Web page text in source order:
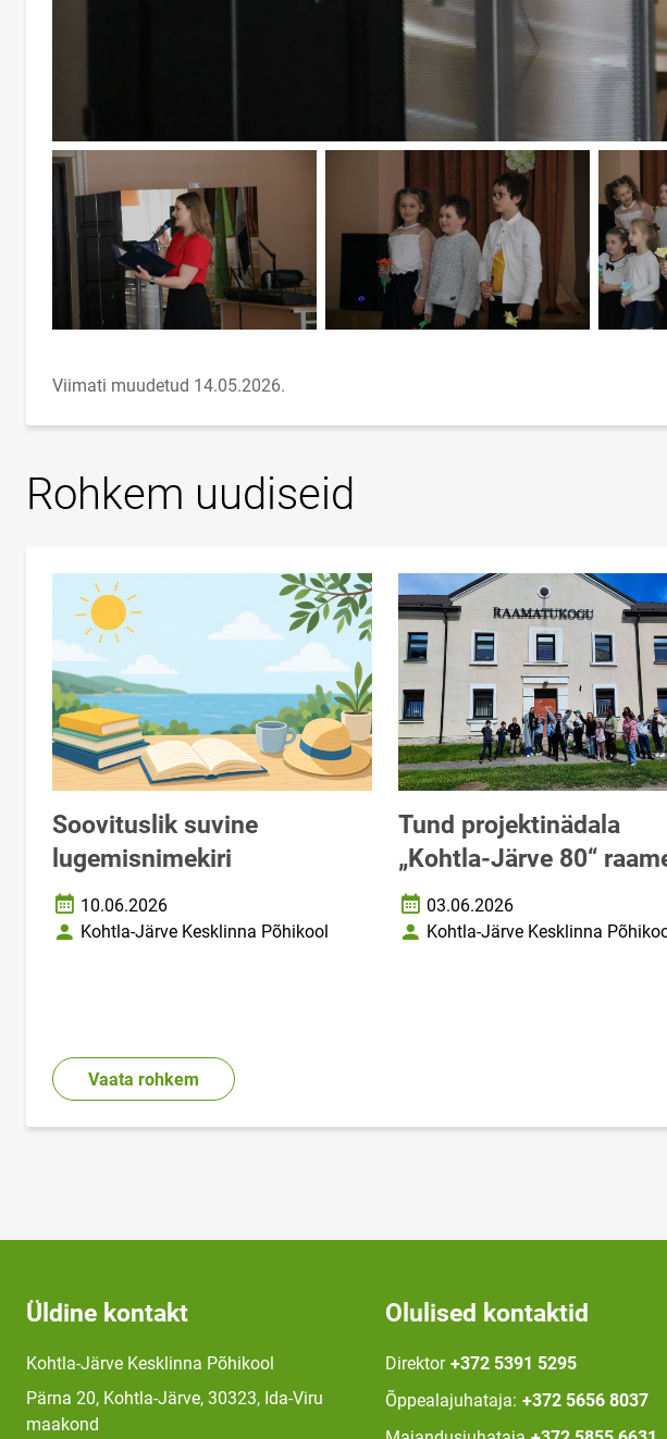
Viimati muudetud 14.05.2026.
Rohkem uudiseid
Soovituslik suvine
lugemisnimekiri
Loomise kuupäev
10.06.2026
AutorKohtla-Järve Kesklinna Põhikool
Tund projektinädala
„Kohtla-Järve 80“
Loomise kuupäev
03.06.2026
AutorKohtla-Järve Kesklinna
Vaata rohkem
Üldine kontakt
Kohtla-Järve Kesklinna Põhikool
Pärna 20, Kohtla-Järve, 30323, Ida-Viru
maakond
Olulised kontaktid
Direktor +372 5391 5295
Õppealajuhataja: +372 5656 8037